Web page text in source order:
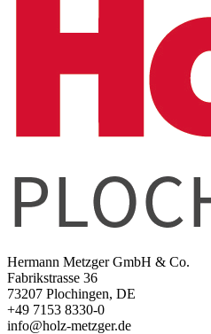
Hermann Metzger GmbH & Co.
Fabrikstrasse 36
73207 Plochingen, DE
+49 7153 8330-0
info@holz-metzger.de